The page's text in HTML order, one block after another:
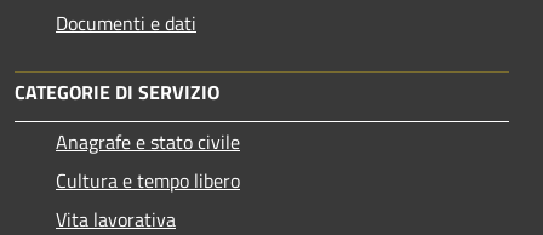
Documenti e dati
CATEGORIE DI SERVIZIO
Anagrafe e stato civile
Cultura e tempo libero
Vita lavorativa